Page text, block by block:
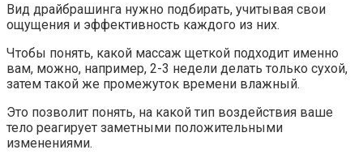
Вид драйбрашинга нужно подбирать, учитывая свои
ощущения и эффективность каждого из них.
Чтобы понять, какой массаж щеткой подходит именно
вам, можно, например, 2-3 недели делать только сухой,
затем такой же промежуток времени влажный.
Это позволит понять, на какой тип воздействия ваше
тело реагирует заметными положительными
изменениями.